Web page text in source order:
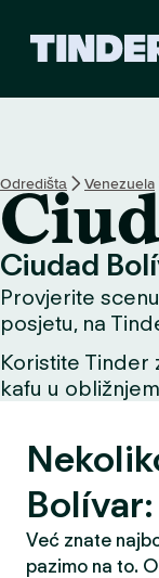
Odredištа Venezuela
Ciudad
Provjerite
posjetu, na
Koristite Tinder
kafu u
Bolívar:
Već znate
pazimo na to.